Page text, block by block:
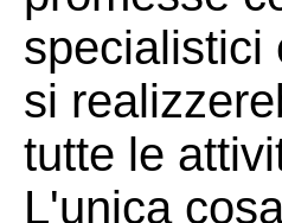
specialistici
si
tutte le
L'unica